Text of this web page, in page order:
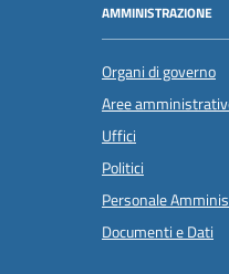
AMMINISTRAZIONE
Organi di governo
Aree
Uffici
Politici
Personale
Documenti e Dati